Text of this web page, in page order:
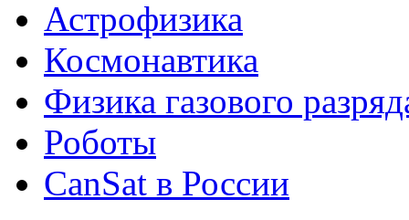
Астрофизика
Космонавтика
Физика газового
Роботы
CanSat в России